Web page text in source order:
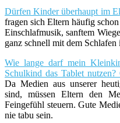
Dürfen Kinder überhaupt im
fragen sich Eltern häufig
Einschlafmusik, sanftem
ganz schnell mit dem Schlafen
Wie lange darf mein
Schulkind das Tablet
Da Medien aus unserer
sind, müssen Eltern den
Feingefühl steuern. Gute
nie tabu sein.